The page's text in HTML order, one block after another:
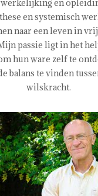
en
en systemisch
naar een leven in
passie ligt in het
hun ware zelf te
balans te vinden
wilskracht.